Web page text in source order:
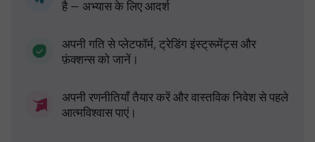
है — अभ्यास के लिए आदर्श
अपनी गति से प्लेटफॉर्म, ट्रेडिंग इंस्ट्रूमेंट्स और
फ़ंक्शन्स को जानें।
अपनी रणनीतियाँ तैयार करें और वास्तविक निवेश से पहले
आत्मविश्वास पाएं।